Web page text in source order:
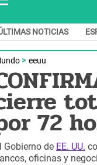
NOTICIAS
eeuu
72
Gobierno de EE. UU.
oficinas y